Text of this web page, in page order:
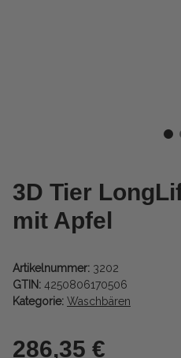
3D Tier
mit Apfel
Artikelnummer: 3202
GTIN: 4250806170506
Kategorie: Waschbären
286,35 €